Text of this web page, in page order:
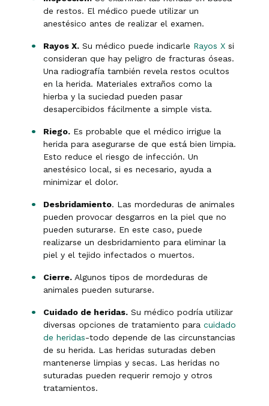
de restos. El médico puede utilizar un
anestésico antes de realizar el examen.
Rayos X. Su médico puede indicarle Rayos X si
consideran que hay peligro de fracturas óseas.
Una radiografía también revela restos ocultos
en la herida. Materiales extraños como la
hierba y la suciedad pueden pasar
desapercibidos fácilmente a simple vista.
Riego. Es probable que el médico irrigue la
herida para asegurarse de que está bien limpia.
Esto reduce el riesgo de infección. Un
anestésico local, si es necesario, ayuda a
minimizar el dolor.
Desbridamiento. Las mordeduras de animales
pueden provocar desgarros en la piel que no
pueden suturarse. En este caso, puede
realizarse un desbridamiento para eliminar la
piel y el tejido infectados o muertos.
Cierre. Algunos tipos de mordeduras de
animales pueden suturarse.
Cuidado de heridas. Su médico podría utilizar
diversas opciones de tratamiento para cuidado
de heridas-todo depende de las circunstancias
de su herida. Las heridas suturadas deben
mantenerse limpias y secas. Las heridas no
suturadas pueden requerir remojo y otros
tratamientos.